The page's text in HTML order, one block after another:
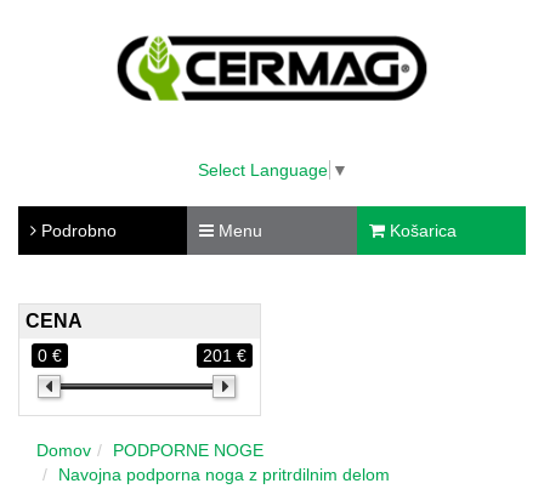
Select Language ▼
Podrobno Menu Košarica
CENA
0 € 201 €
Domov
PODPORNE NOGE
Navojna podporna noga z pritrdilnim delom